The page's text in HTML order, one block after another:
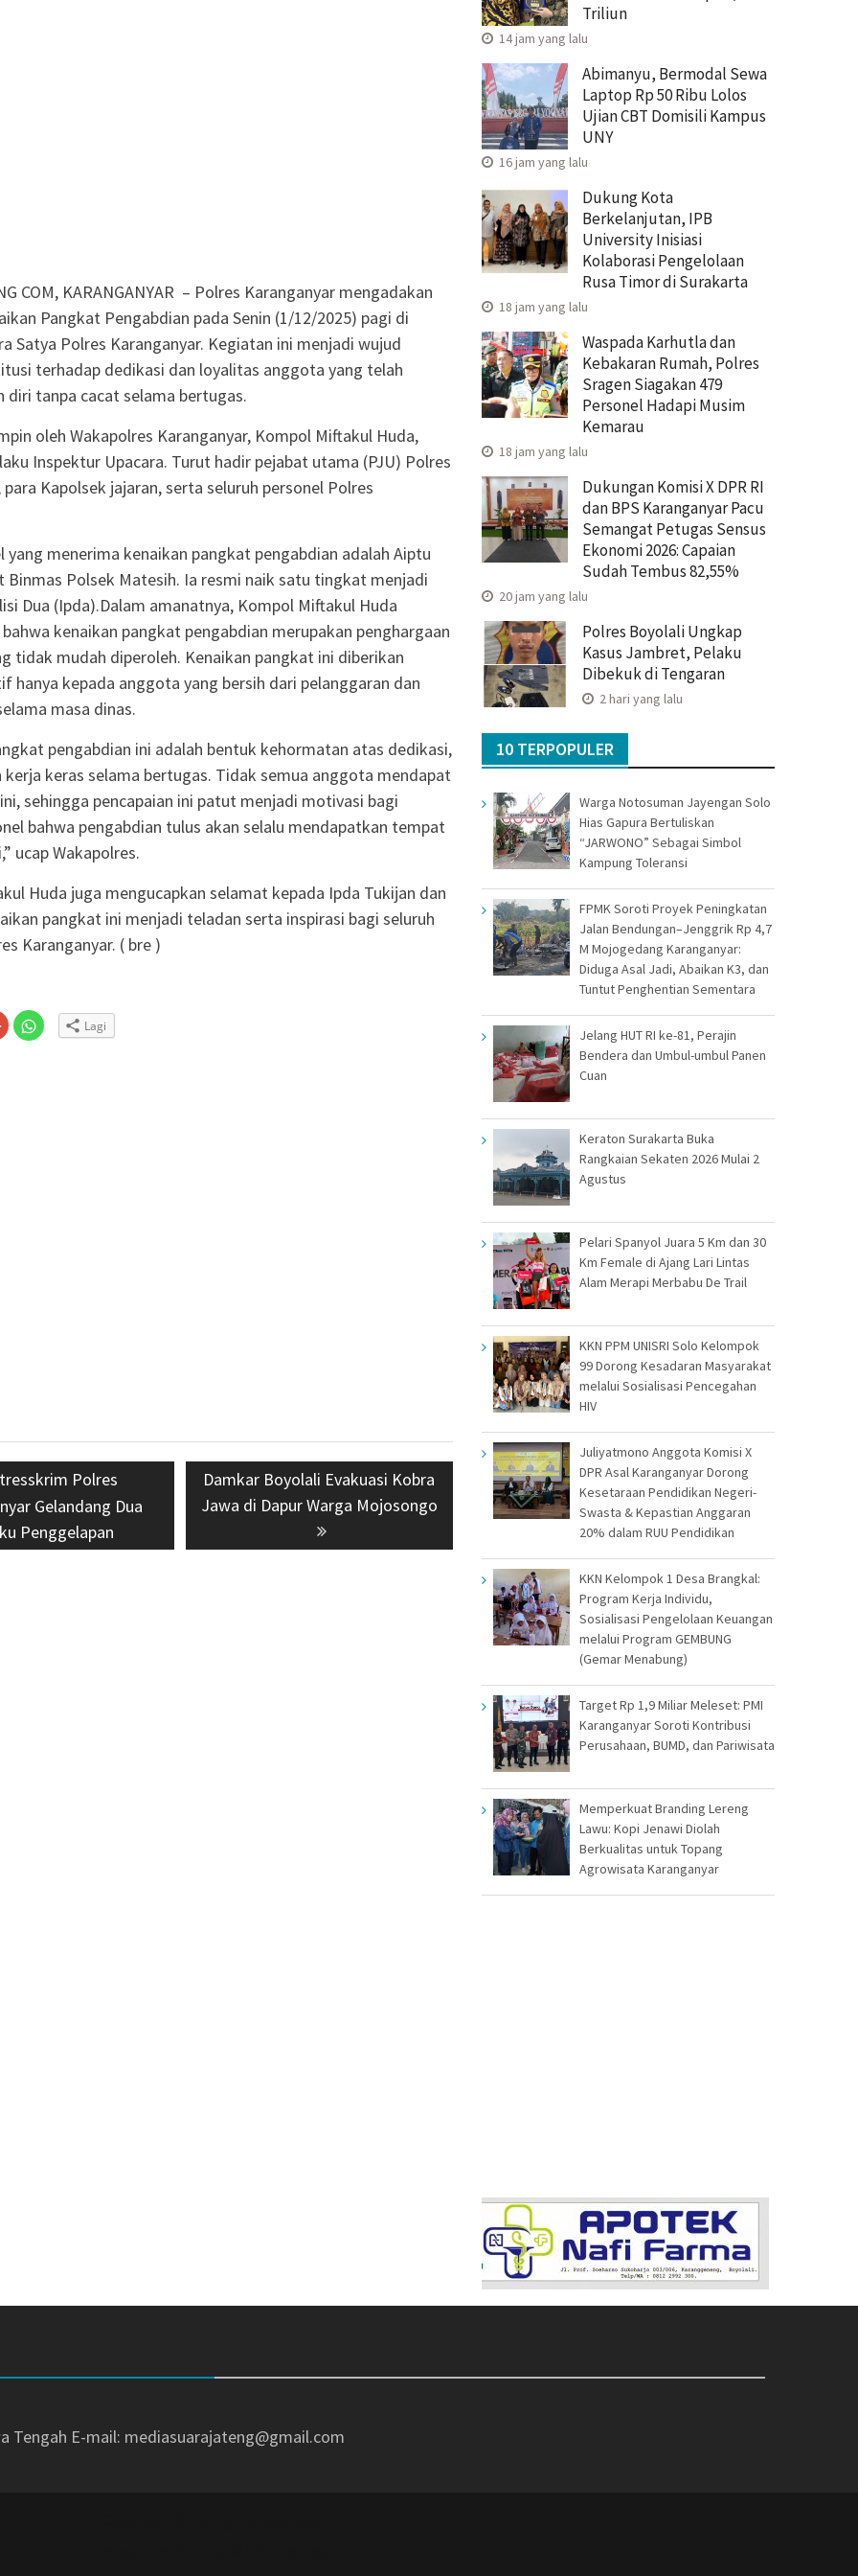
COM, KARANGANYAR – Polres Karanganyar mengadakan
Pangkat Pengabdian pada Senin (1/12/2025) pagi di
Satya Polres Karanganyar. Kegiatan ini menjadi wujud
terhadap dedikasi dan loyalitas anggota yang telah
diri tanpa cacat selama bertugas.
oleh Wakapolres Karanganyar, Kompol Miftakul Huda,
Inspektur Upacara. Turut hadir pejabat utama (PJU) Polres
para Kapolsek jajaran, serta seluruh personel Polres
yang menerima kenaikan pangkat pengabdian adalah Aiptu
Binmas Polsek Matesih. Ia resmi naik satu tingkat menjadi
Dua (Ipda).Dalam amanatnya, Kompol Miftakul Huda
kenaikan pangkat pengabdian merupakan penghargaan
tidak mudah diperoleh. Kenaikan pangkat ini diberikan
hanya kepada anggota yang bersih dari pelanggaran dan
masa dinas.
pengabdian ini adalah bentuk kehormatan atas dedikasi,
kerja keras selama bertugas. Tidak semua anggota mendapat
sehingga pencapaian ini patut menjadi motivasi bagi
bahwa pengabdian tulus akan selalu mendapatkan tempat
ucap Wakapolres.
Huda juga mengucapkan selamat kepada Ipda Tukijan dan
pangkat ini menjadi teladan serta inspirasi bagi seluruh
Karanganyar. ( bre )
Klik
untuk
berbagi
Klik
untuk Lagi
Polres
Gelandang Dua
Penggelapan
Next
post:
Damkar Boyolali Evakuasi Kobra
Jawa di Dapur Warga Mojosongo
Triliun
14 jam yang lalu
Abimanyu, Bermodal Sewa
Laptop Rp 50 Ribu Lolos
Ujian CBT Domisili Kampus
UNY
16 jam yang lalu
Dukung Kota
Berkelanjutan, IPB
University Inisiasi
Kolaborasi Pengelolaan
Rusa Timor di Surakarta
18 jam yang lalu
Waspada Karhutla dan
Kebakaran Rumah, Polres
Sragen Siagakan 479
Personel Hadapi Musim
Kemarau
18 jam yang lalu
Dukungan Komisi X DPR RI
dan BPS Karanganyar Pacu
Semangat Petugas Sensus
Ekonomi 2026: Capaian
Sudah Tembus 82,55%
20 jam yang lalu
Polres Boyolali Ungkap
Kasus Jambret, Pelaku
Dibekuk di Tengaran
2 hari yang lalu
10 TERPOPULER
Warga Notosuman Jayengan Solo
Hias Gapura Bertuliskan
“JARWONO” Sebagai Simbol
Kampung Toleransi
FPMK Soroti Proyek Peningkatan
Jalan Bendungan–Jenggrik Rp 4,7
M Mojogedang Karanganyar:
Diduga Asal Jadi, Abaikan K3, dan
Tuntut Penghentian Sementara
Jelang HUT RI ke-81, Perajin
Bendera dan Umbul-umbul Panen
Cuan
Keraton Surakarta Buka
Rangkaian Sekaten 2026 Mulai 2
Agustus
Pelari Spanyol Juara 5 Km dan 30
Km Female di Ajang Lari Lintas
Alam Merapi Merbabu De Trail
KKN PPM UNISRI Solo Kelompok
99 Dorong Kesadaran Masyarakat
melalui Sosialisasi Pencegahan
HIV
Juliyatmono Anggota Komisi X
DPR Asal Karanganyar Dorong
Kesetaraan Pendidikan Negeri-
Swasta & Kepastian Anggaran
20% dalam RUU Pendidikan
KKN Kelompok 1 Desa Brangkal:
Program Kerja Individu,
Sosialisasi Pengelolaan Keuangan
melalui Program GEMBUNG
(Gemar Menabung)
Target Rp 1,9 Miliar Meleset: PMI
Karanganyar Soroti Kontribusi
Perusahaan, BUMD, dan Pariwisata
Memperkuat Branding Lereng
Lawu: Kopi Jenawi Diolah
Berkualitas untuk Topang
Agrowisata Karanganyar
Tengah E-mail: mediasuarajateng@gmail.com